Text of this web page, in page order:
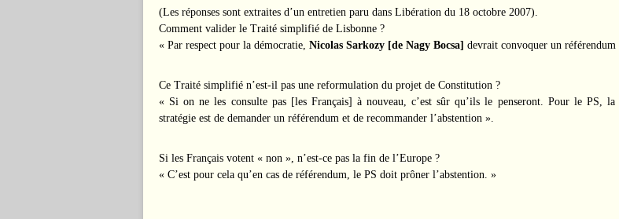
(Les réponses sont extraites d’un entretien paru dans Libération du 18 octobre 2007).
Comment valider le Traité simplifié de Lisbonne ?
« Par respect pour la démocratie, Nicolas Sarkozy [de Nagy Bocsa] devrait convoquer un référendum
Ce Traité simplifié n’est-il pas une reformulation du projet de Constitution ?
« Si on ne les consulte pas [les Français] à nouveau, c’est sûr qu’ils le penseront. Pour le PS, la
stratégie est de demander un référendum et de recommander l’abstention ».
Si les Français votent « non », n’est-ce pas la fin de l’Europe ?
« C’est pour cela qu’en cas de référendum, le PS doit prôner l’abstention. »